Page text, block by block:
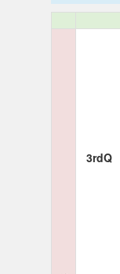
3rdQ